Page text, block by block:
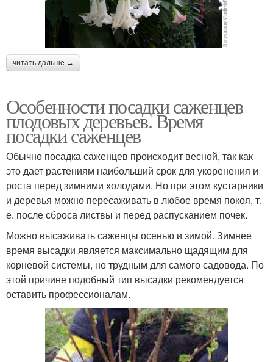
читать дальше →
Особенности посадки саженцев
плодовых деревьев. Время
посадки саженцев
Обычно посадка саженцев происходит весной, так как
это дает растениям наибольший срок для укоренения и
роста перед зимними холодами. Но при этом кустарники
и деревья можно пересаживать в любое время покоя, т.
е. после сброса листвы и перед распусканием почек.
Можно высаживать саженцы осенью и зимой. Зимнее
время высадки является максимально щадящим для
корневой системы, но трудным для самого садовода. По
этой причине подобный тип высадки рекомендуется
оставить профессионалам.